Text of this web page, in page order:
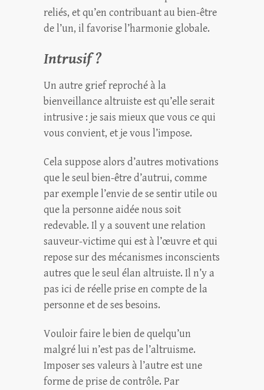
reliés, et qu’en contribuant au bien-être
de l’un, il favorise l’harmonie globale.
Intrusif ?
Un autre grief reproché à la
bienveillance altruiste est qu’elle serait
intrusive : je sais mieux que vous ce qui
vous convient, et je vous l’impose.
Cela suppose alors d’autres motivations
que le seul bien-être d’autrui, comme
par exemple l’envie de se sentir utile ou
que la personne aidée nous soit
redevable. Il y a souvent une relation
sauveur-victime qui est à l’œuvre et qui
repose sur des mécanismes inconscients
autres que le seul élan altruiste. Il n’y a
pas ici de réelle prise en compte de la
personne et de ses besoins.
Vouloir faire le bien de quelqu’un
malgré lui n’est pas de l’altruisme.
Imposer ses valeurs à l’autre est une
forme de prise de contrôle. Par